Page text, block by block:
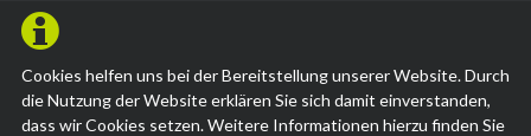
Cookies helfen uns bei der Bereitstellung unserer Website. Durch
die Nutzung der Website erklären Sie sich damit einverstanden,
dass wir Cookies setzen. Weitere Informationen hierzu finden Sie